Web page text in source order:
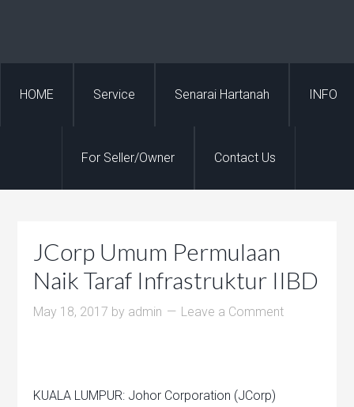
HOME Service Senarai Hartanah INFO
For Seller/Owner Contact Us
JCorp Umum Permulaan
Naik Taraf Infrastruktur IIBD
May 18, 2017 by admin Leave a Comment
KUALA LUMPUR: Johor Corporation (JCorp)